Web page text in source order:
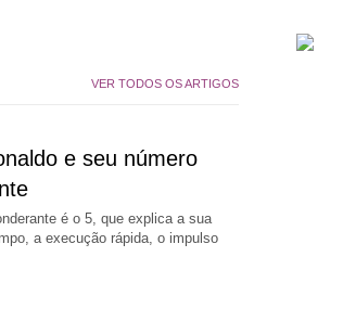
VER TODOS OS ARTIGOS
e seu número
é o 5, que explica a sua
a execução rápida, o impulso